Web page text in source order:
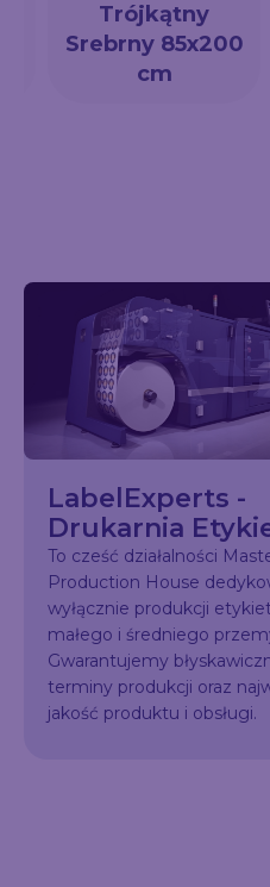
Trójkątny
Srebrny 85x200
cm
LabelExperts -
Drukarnia
To cześć działalności
Production House
wyłącznie produkcji
małego i średniego
Gwarantujemy
terminy produkcji oraz
jakość produktu i obsługi.